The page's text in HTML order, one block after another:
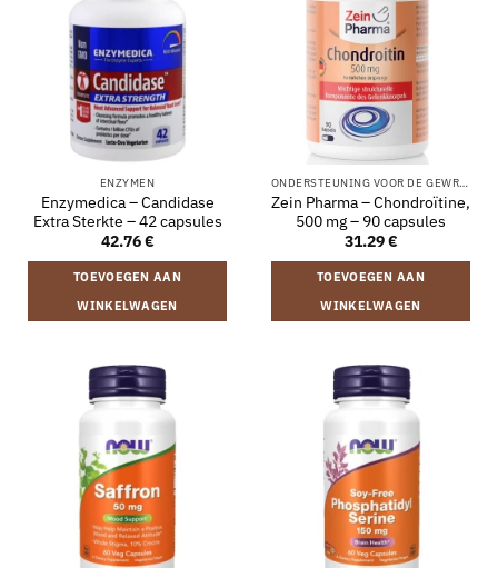
ENZYMEN
Enzymedica – Candidase
Extra Sterkte – 42 capsules
42.76€
TOEVOEGEN AAN
WINKELWAGEN
ONDERSTEUNING VOOR DE GEWRICHTEN
Zein Pharma – Chondroïtine,
500 mg – 90 capsules
31.29€
TOEVOEGEN AAN
WINKELWAGEN